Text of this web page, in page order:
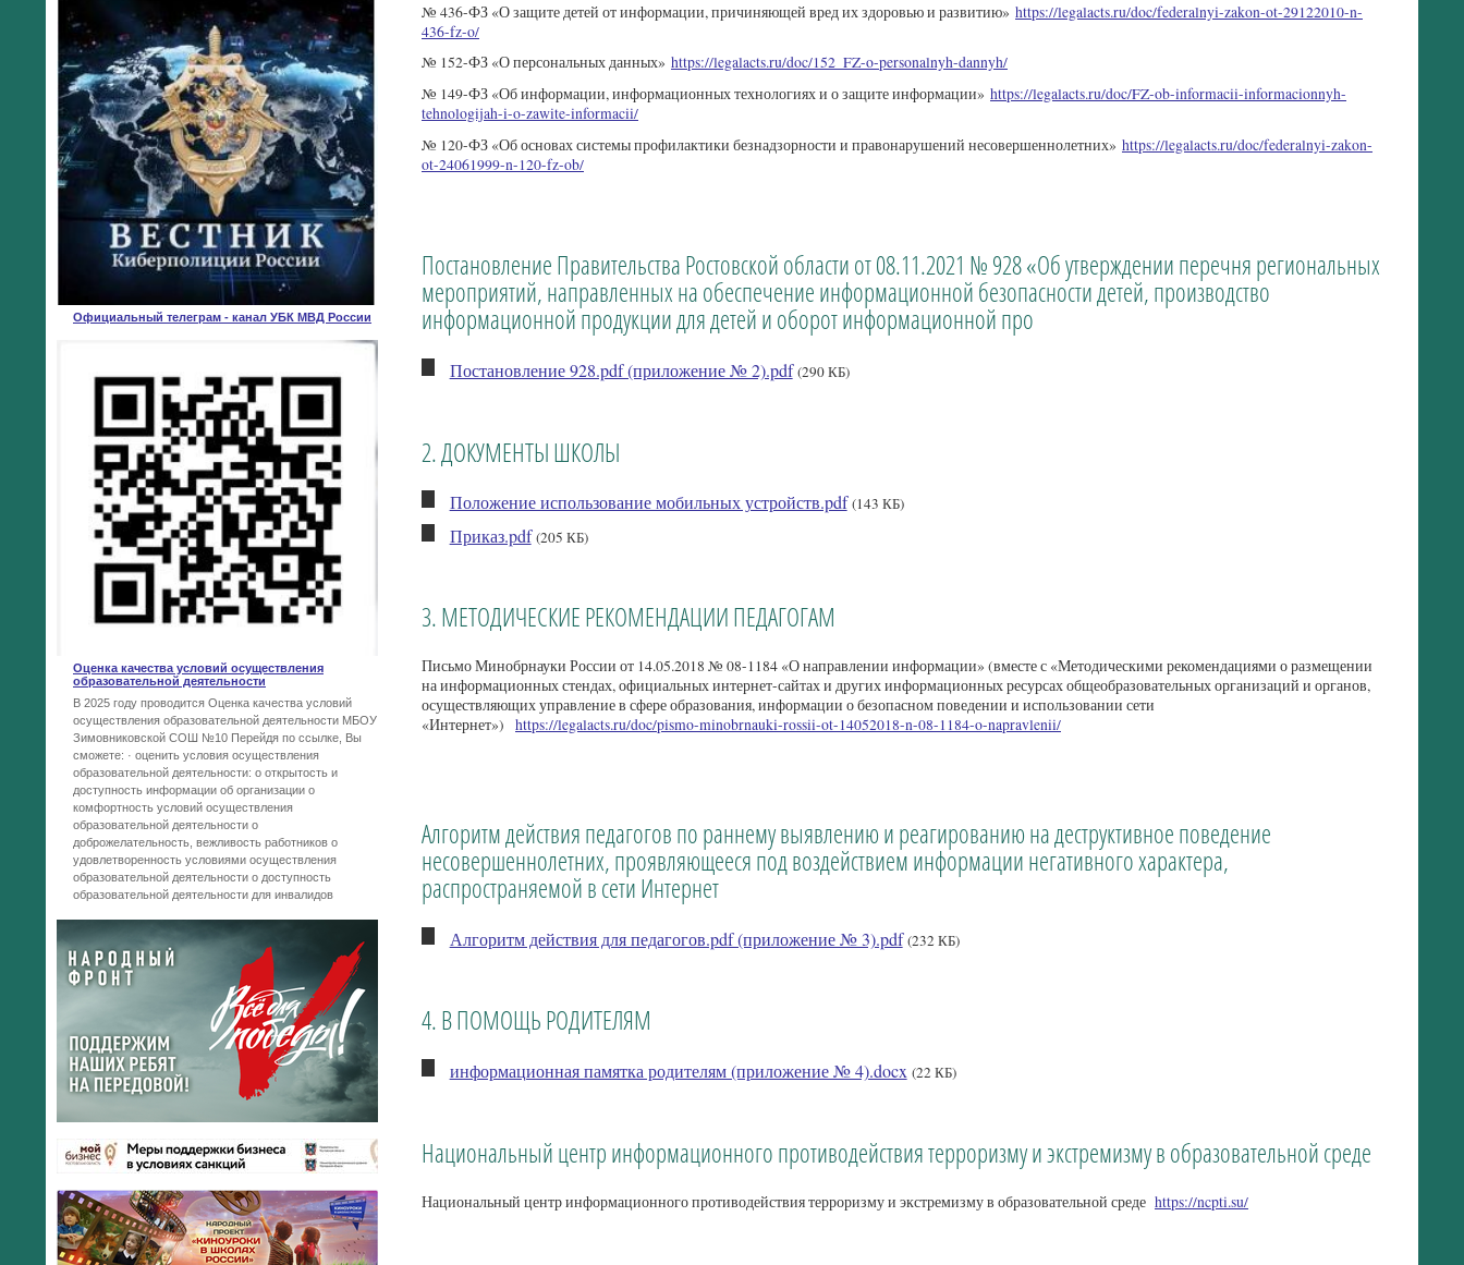
Официальный телеграм - канал УБК МВД России
Оценка качества условий осуществления
образовательной деятельности
В 2025 году проводится Оценка качества условий
осуществления образовательной деятельности МБОУ
Зимовниковской СОШ №10 Перейдя по ссылке, Вы
сможете: · оценить условия осуществления
образовательной деятельности: o открытость и
доступность информации об организации o
комфортность условий осуществления
образовательной деятельности o
доброжелательность, вежливость работников o
удовлетворенность условиями осуществления
образовательной деятельности o доступность
образовательной деятельности для инвалидов
№ 436-ФЗ «О защите детей от информации, причиняющей вред их здоровью и развитию» https://legalacts.ru/doc/federalnyi-zakon-ot-29122010-n-
436-fz-o/
№ 152-ФЗ «О персональных данных» https://legalacts.ru/doc/152_FZ-o-personalnyh-dannyh/
№ 149-ФЗ «Об информации, информационных технологиях и о защите информации» https://legalacts.ru/doc/FZ-ob-informacii-informacionnyh-
tehnologijah-i-o-zawite-informacii/
№ 120-ФЗ «Об основах системы профилактики безнадзорности и правонарушений несовершеннолетних» https://legalacts.ru/doc/federalnyi-zakon-
ot-24061999-n-120-fz-ob/
Постановление Правительства Ростовской области от 08.11.2021 № 928 «Об утверждении перечня региональных
мероприятий, направленных на обеспечение информационной безопасности детей, производство
информационной продукции для детей и оборот информационной про
Постановление 928.pdf (приложение № 2).pdf (290 КБ)
2. ДОКУМЕНТЫ ШКОЛЫ
Положение использование мобильных устройств.pdf (143 КБ)
Приказ.pdf (205 КБ)
3. МЕТОДИЧЕСКИЕ РЕКОМЕНДАЦИИ ПЕДАГОГАМ
Письмо Минобрнауки России от 14.05.2018 № 08-1184 «О направлении информации» (вместе с «Методическими рекомендациями о размещении
на информационных стендах, официальных интернет-сайтах и других информационных ресурсах общеобразовательных организаций и органов,
осуществляющих управление в сфере образования, информации о безопасном поведении и использовании сети
«Интернет») https://legalacts.ru/doc/pismo-minobrnauki-rossii-ot-14052018-n-08-1184-o-napravlenii/
Алгоритм действия педагогов по раннему выявлению и реагированию на деструктивное поведение
несовершеннолетних, проявляющееся под воздействием информации негативного характера,
распространяемой в сети Интернет
Алгоритм действия для педагогов.pdf (приложение № 3).pdf (232 КБ)
4. В ПОМОЩЬ РОДИТЕЛЯМ
информационная памятка родителям (приложение № 4).docx (22 КБ)
Национальный центр информационного противодействия терроризму и экстремизму в образовательной среде
Национальный центр информационного противодействия терроризму и экстремизму в образовательной среде https://ncpti.su/